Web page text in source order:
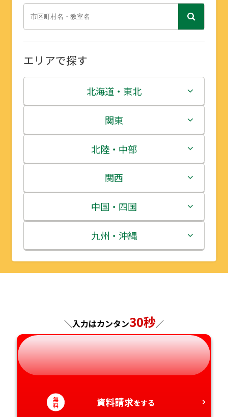
エリアで探す
北海道・東北
北海道
青森県
岩手県
宮城県
秋田県
山形県
関東
茨城県
栃木県
群馬県
埼玉県
千葉県
神奈川県
北陸・中部
新潟県
富山県
石川県
福井県
長野県
岐阜県
静岡県
愛知県
関西
三重県
滋賀県
京都府
兵庫県
奈良県
和歌山県
中国・四国
鳥取県
島根県
広島県
山口県
徳島県
香川県
九州・沖縄
福岡県
長崎県
熊本県
大分県
宮崎県
＼入力はカンタン30秒／
無
料 資料請求をする